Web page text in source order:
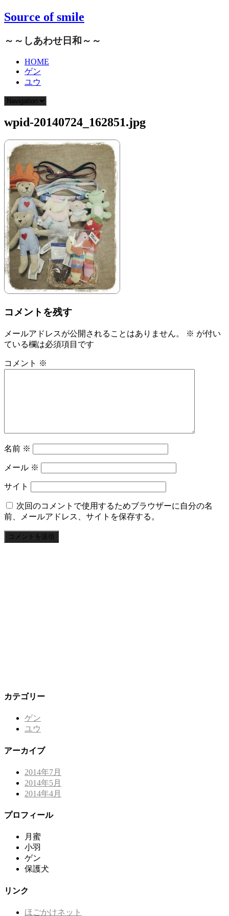
Source of smile
～～しあわせ日和～～
HOME
ゲン
ユウ
wpid-20140724_162851.jpg
コメントを残す
メールアドレスが公開されることはありません。 ※ が付い
ている欄は必須項目です
コメント ※
名前 ※
メール ※
サイト
次回のコメントで使用するためブラウザーに自分の名
前、メールアドレス、サイトを保存する。
カテゴリー
ゲン
ユウ
アーカイブ
2014年7月
2014年5月
2014年4月
プロフィール
月蜜
小羽
ゲン
保護犬
リンク
ほごかけネット